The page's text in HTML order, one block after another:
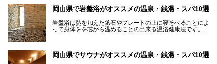
海に多数の島々が浮かぶ瀬戸内海に面した南部に分けられま
す。年間を通じて降水量が少ない「晴れの国」で、モモやブ
ドウなど果物の栽培が盛んなうえ、その品質の高さは全国的
にも有名です。
ます。ここでは、岡山県で評判のスーパー銭湯をご紹介しま
しょう。
岡山県で岩盤浴がオススメの温泉・銭湯・スパ10選
岩盤浴は熱を加えた鉱石やプレートの上に寝そべることによ
って身体をを芯から温めることの出来る温浴健康法です。じ
ススメ温泉・銭湯・スパ10ヶ所を紹介させていただきま
岡山県でサウナがオススメの温泉・銭湯・スパ10選